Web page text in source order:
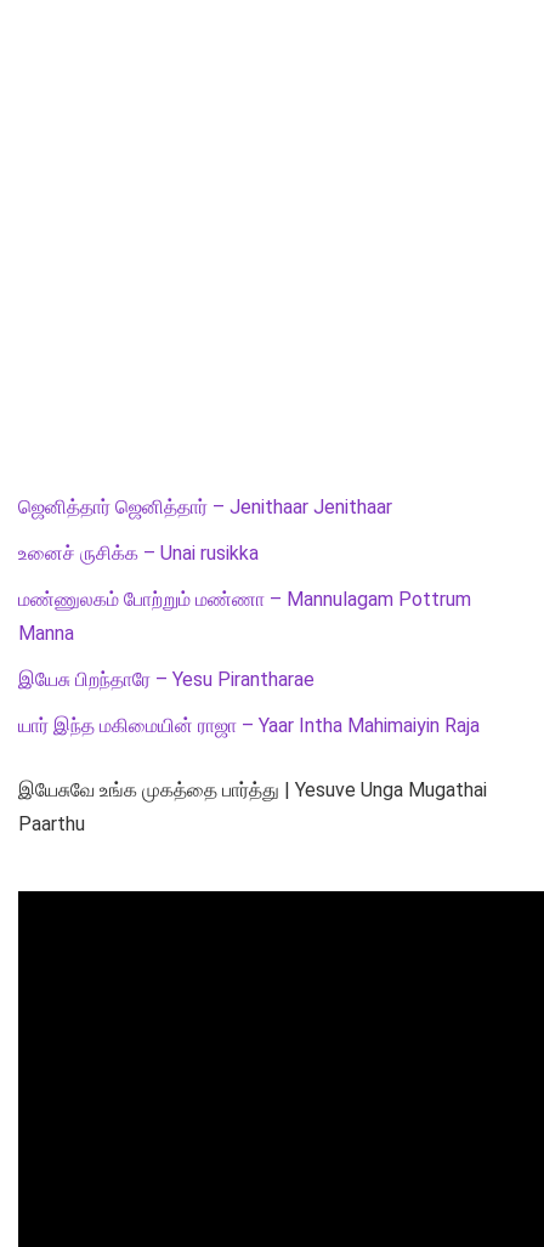
ஜெனித்தார் ஜெனித்தார் – Jenithaar Jenithaar
உனைச் ருசிக்க – Unai rusikka
மண்ணுலகம் போற்றும் மண்ணா – Mannulagam Pottrum
Manna
இயேசு பிறந்தாரே – Yesu Pirantharae
யார் இந்த மகிமையின் ராஜா – Yaar Intha Mahimaiyin Raja
இயேசுவே உங்க முகத்தை பார்த்து | Yesuve Unga Mugathai
Paarthu